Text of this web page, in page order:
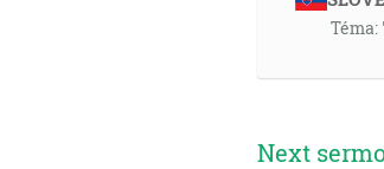
Téma:
Next